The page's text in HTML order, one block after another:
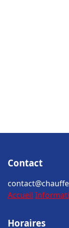
Contact
Accueil
Horaires